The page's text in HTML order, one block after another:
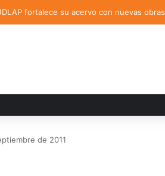
fortalece su acervo con nuevas
de 2011